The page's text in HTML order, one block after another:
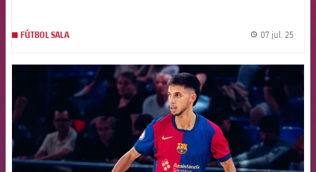
FÚTBOL SALA 07 jul. 25
FCB Barcelona badge